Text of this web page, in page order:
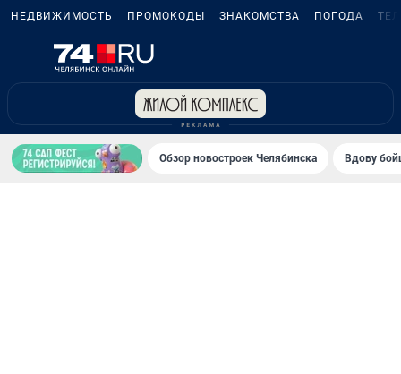
НЕДВИЖИМОСТЬ ПРОМОКОДЫ ЗНАКОМСТВА ПОГОДА
Обзор новостроек Челябинска Вдову